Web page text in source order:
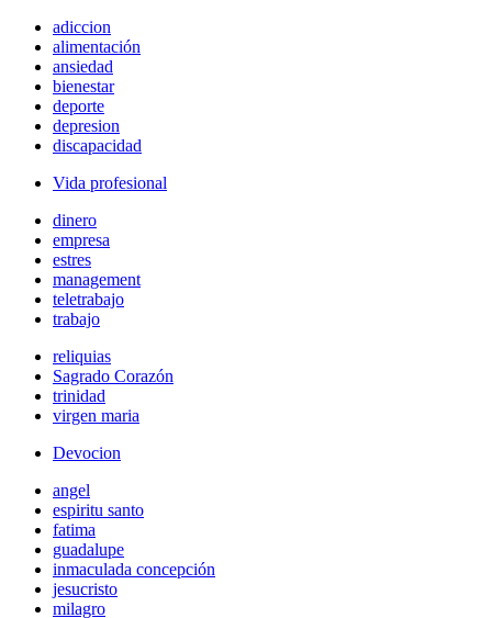
adiccion
alimentación
ansiedad
bienestar
deporte
depresion
discapacidad
Vida profesional
dinero
empresa
estres
management
teletrabajo
trabajo
reliquias
Sagrado Corazón
trinidad
virgen maria
Devocion
angel
espiritu santo
fatima
guadalupe
inmaculada concepción
jesucristo
milagro